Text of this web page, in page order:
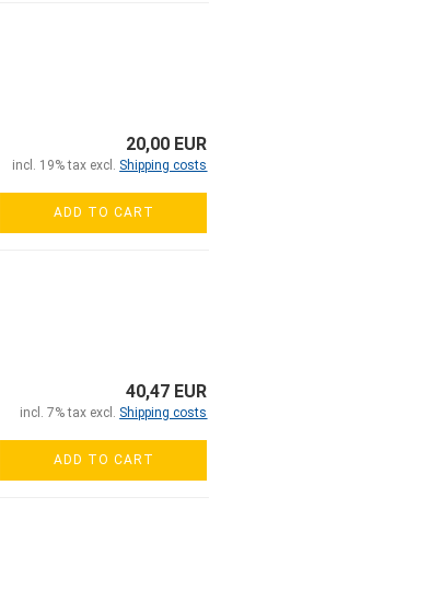
20,00 EUR
incl. 19% tax excl. Shipping costs
ADD TO CART
40,47 EUR
incl. 7% tax excl. Shipping costs
ADD TO CART